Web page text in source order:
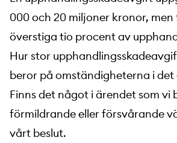
000 och 20 miljoner kronor,
överstiga tio procent av
Hur stor
beror på omständigheterna i det
Finns det något i ärendet som vi
förmildrande eller försvårande
vårt beslut.